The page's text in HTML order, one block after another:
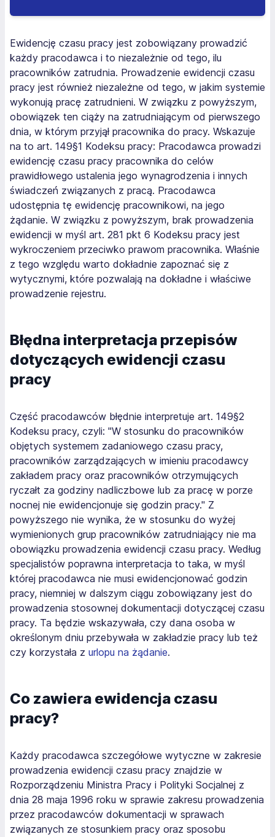
Ewidencję czasu pracy jest zobowiązany prowadzić
każdy pracodawca i to niezależnie od tego, ilu
pracowników zatrudnia. Prowadzenie ewidencji czasu
pracy jest również niezależne od tego, w jakim systemie
wykonują pracę zatrudnieni. W związku z powyższym,
obowiązek ten ciąży na zatrudniającym od pierwszego
dnia, w którym przyjął pracownika do pracy. Wskazuje
na to art. 149§1 Kodeksu pracy: Pracodawca prowadzi
ewidencję czasu pracy pracownika do celów
prawidłowego ustalenia jego wynagrodzenia i innych
świadczeń związanych z pracą. Pracodawca
udostępnia tę ewidencję pracownikowi, na jego
żądanie. W związku z powyższym, brak prowadzenia
ewidencji w myśl art. 281 pkt 6 Kodeksu pracy jest
wykroczeniem przeciwko prawom pracownika. Właśnie
z tego względu warto dokładnie zapoznać się z
wytycznymi, które pozwalają na dokładne i właściwe
prowadzenie rejestru.
Błędna interpretacja przepisów
dotyczących ewidencji czasu
pracy
Część pracodawców błędnie interpretuje art. 149§2
Kodeksu pracy, czyli: "W stosunku do pracowników
objętych systemem zadaniowego czasu pracy,
pracowników zarządzających w imieniu pracodawcy
zakładem pracy oraz pracowników otrzymujących
ryczałt za godziny nadliczbowe lub za pracę w porze
nocnej nie ewidencjonuje się godzin pracy." Z
powyższego nie wynika, że w stosunku do wyżej
wymienionych grup pracowników zatrudniający nie ma
obowiązku prowadzenia ewidencji czasu pracy. Według
specjalistów poprawna interpretacja to taka, w myśl
której pracodawca nie musi ewidencjonować godzin
pracy, niemniej w dalszym ciągu zobowiązany jest do
prowadzenia stosownej dokumentacji dotyczącej czasu
pracy. Ta będzie wskazywała, czy dana osoba w
określonym dniu przebywała w zakładzie pracy lub też
czy korzystała z urlopu na żądanie.
Co zawiera ewidencja czasu
pracy?
Każdy pracodawca szczegółowe wytyczne w zakresie
prowadzenia ewidencji czasu pracy znajdzie w
Rozporządzeniu Ministra Pracy i Polityki Socjalnej z
dnia 28 maja 1996 roku w sprawie zakresu prowadzenia
przez pracodawców dokumentacji w sprawach
związanych ze stosunkiem pracy oraz sposobu